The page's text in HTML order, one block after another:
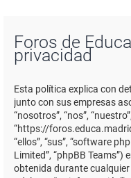
Foros de
privacidad
Esta política explica con
junto con sus empresas
“nosotros”, “nos”,
“https://
“ellos”, “sus”, “software
Limited”, “phpBB
obtenida durante